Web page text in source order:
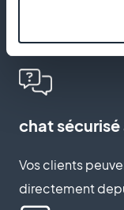
Réservez des
chat
Vos clients
directement